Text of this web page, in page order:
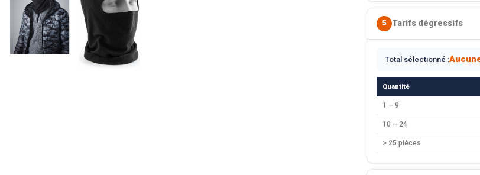
5 Tarifs dégressifs
Total sélectionné :
Quantité
1 – 9
10 – 24
> 25 pièces